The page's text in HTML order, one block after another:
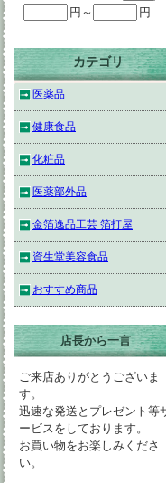
円～ 円
カテゴリ
医薬品
健康食品
化粧品
医薬部外品
金箔逸品工芸 箔打屋
資生堂美容食品
おすすめ商品
店長から一言
ご来店ありがとうございま
す。
迅速な発送とプレゼント等
ービスをしております。
お買い物をお楽しみくださ
い。